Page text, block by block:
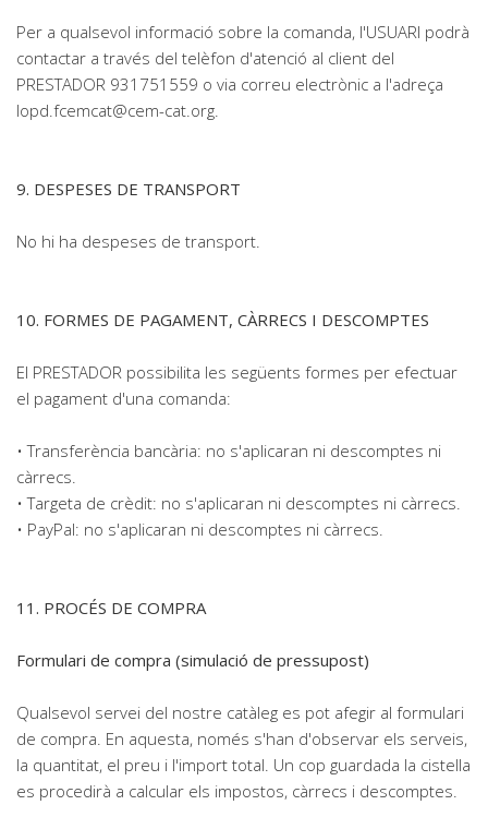
Per a qualsevol informació sobre la comanda, l'USUARI podrà
contactar a través del telèfon d'atenció al client del
PRESTADOR 931751559 o via correu electrònic a l'adreça
lopd.fcemcat@cem-cat.org.
9. DESPESES DE TRANSPORT
No hi ha despeses de transport.
10. FORMES DE PAGAMENT, CÀRRECS I DESCOMPTES
El PRESTADOR possibilita les següents formes per efectuar
el pagament d'una comanda:
• Transferència bancària: no s'aplicaran ni descomptes ni
càrrecs.
• Targeta de crèdit: no s'aplicaran ni descomptes ni càrrecs.
• PayPal: no s'aplicaran ni descomptes ni càrrecs.
11. PROCÉS DE COMPRA
Formulari de compra (simulació de pressupost)
Qualsevol servei del nostre catàleg es pot afegir al formulari
de compra. En aquesta, només s'han d'observar els serveis,
la quantitat, el preu i l'import total. Un cop guardada la cistella
es procedirà a calcular els impostos, càrrecs i descomptes.